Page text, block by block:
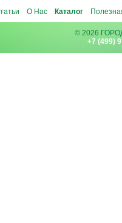
О Нас Каталог
© 2026
+7 (499)